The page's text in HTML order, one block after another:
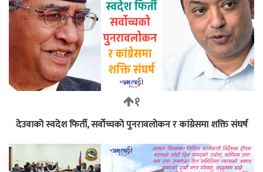
१
देउवाको स्वदेश फिर्ती, सर्वोच्चको पुनरावलोकन र कांग्रेसमा शक्ति संघर्ष